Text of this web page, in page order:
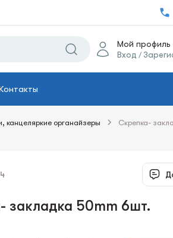
Мой профиль
Вход /
канцеляркие органайзеры Скрепка-
закладка 50mm 6шт.